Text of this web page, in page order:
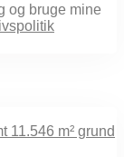
og bruge mine